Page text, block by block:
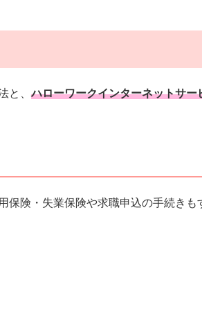
と、ハローワークインターネットサー
保険・失業保険や求職申込の手続きも